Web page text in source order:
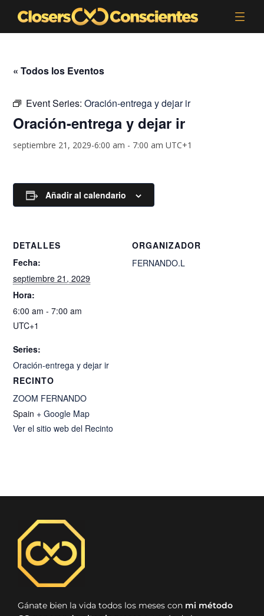
« Todos los Eventos
Event Series:Oración-entrega y dejar ir
Oración-entrega y dejar ir
septiembre 21, 2029-6:00 am - 7:00 am UTC+1
Añadir al calendario
DETALLES
Fecha:
septiembre 21, 2029
Hora:
6:00 am - 7:00 am
UTC+1
Series:
Oración-entrega y dejar ir
RECINTO
ZOOM FERNANDO
Spain + Google Map
Ver el sitio web del Recinto
ORGANIZADOR
FERNANDO.L
Gánate bien la vida todos los meses con mi método